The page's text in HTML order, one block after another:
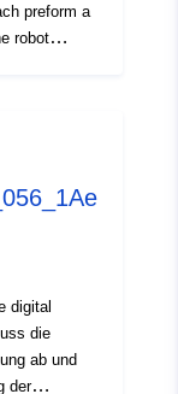
preform a
robot
digital
die
ab und
der